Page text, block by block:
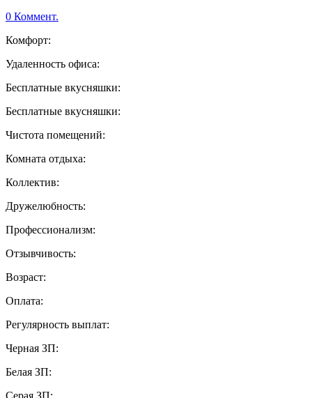
0 Коммент.
Комфорт:
Удаленность офиса:
Бесплатные вкусняшки:
Бесплатные вкусняшки:
Чистота помещений:
Комната отдыха:
Коллектив:
Дружелюбность:
Профессионализм:
Отзывчивость:
Возраст:
Оплата:
Регулярность выплат:
Черная ЗП:
Белая ЗП: